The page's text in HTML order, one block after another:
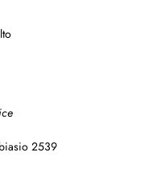
2539